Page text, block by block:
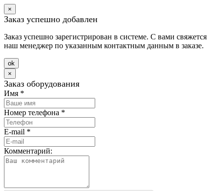
×
Заказ успешно добавлен
Заказ успешно зарегистрирован в системе. С вами свяжется
наш менеджер по указанным контактным данным в заказе.
оk
×
Заказ оборудования
Имя *
Номер телефона *
E-mail *
Комментарий: